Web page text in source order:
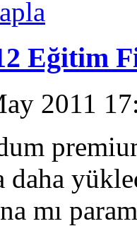
Eğitim
2011
daha
mı